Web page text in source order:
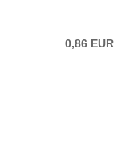
0,86 EUR